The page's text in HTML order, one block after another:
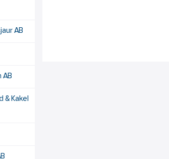
AB
AB
& Kakel